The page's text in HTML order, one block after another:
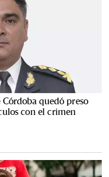
quedó preso
con el crimen